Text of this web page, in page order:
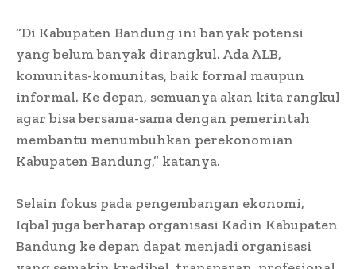
“Di Kabupaten Bandung ini banyak potensi
yang belum banyak dirangkul. Ada ALB,
komunitas-komunitas, baik formal maupun
informal. Ke depan, semuanya akan kita rangkul
agar bisa bersama-sama dengan pemerintah
membantu menumbuhkan perekonomian
Kabupaten Bandung,” katanya.
Selain fokus pada pengembangan ekonomi,
Iqbal juga berharap organisasi Kadin Kabupaten
Bandung ke depan dapat menjadi organisasi